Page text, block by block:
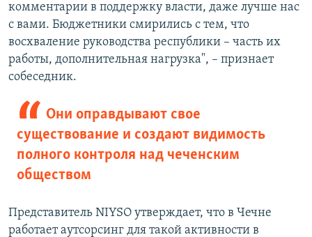
комментарии в поддержку власти, даже лучше нас
с вами. Бюджетники смирились с тем, что
восхваление руководства республики – часть их
работы, дополнительная нагрузка", – признает
собеседник.
Они оправдывают свое
существование и создают видимость
полного контроля над чеченским
обществом
Представитель NIYSO утверждает, что в Чечне
работает аутсорсинг для такой активности в